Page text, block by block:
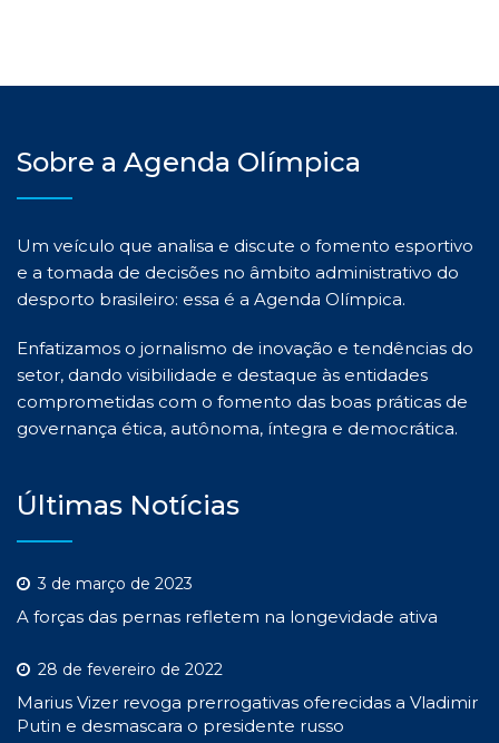
Sobre a Agenda Olímpica
Um veículo que analisa e discute o fomento esportivo
e a tomada de decisões no âmbito administrativo do
desporto brasileiro: essa é a Agenda Olímpica.
Enfatizamos o jornalismo de inovação e tendências do
setor, dando visibilidade e destaque às entidades
comprometidas com o fomento das boas práticas de
governança ética, autônoma, íntegra e democrática.
Últimas Notícias
3 de março de 2023
A forças das pernas refletem na longevidade ativa
28 de fevereiro de 2022
Marius Vizer revoga prerrogativas oferecidas a Vladimir
Putin e desmascara o presidente russo